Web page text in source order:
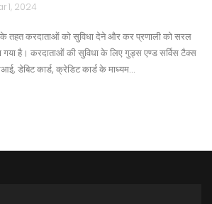
1, 2024
तहत करदाताओं को सुविधा देने और कर प्रणाली को सरल
गया है। करदाताओं की सुविधा के लिए गुड्स एण्ड सर्विस टैक्स
डेबिट कार्ड, क्रेडिट कार्ड के माध्यम…